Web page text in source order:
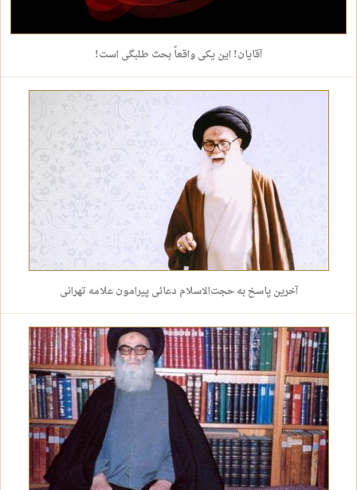
آقایان! این یکی واقعاً بحث طلبگی است!
آخرین پاسخ به حجت‌الاسلام دعائی پیرامون علامه تهرانی